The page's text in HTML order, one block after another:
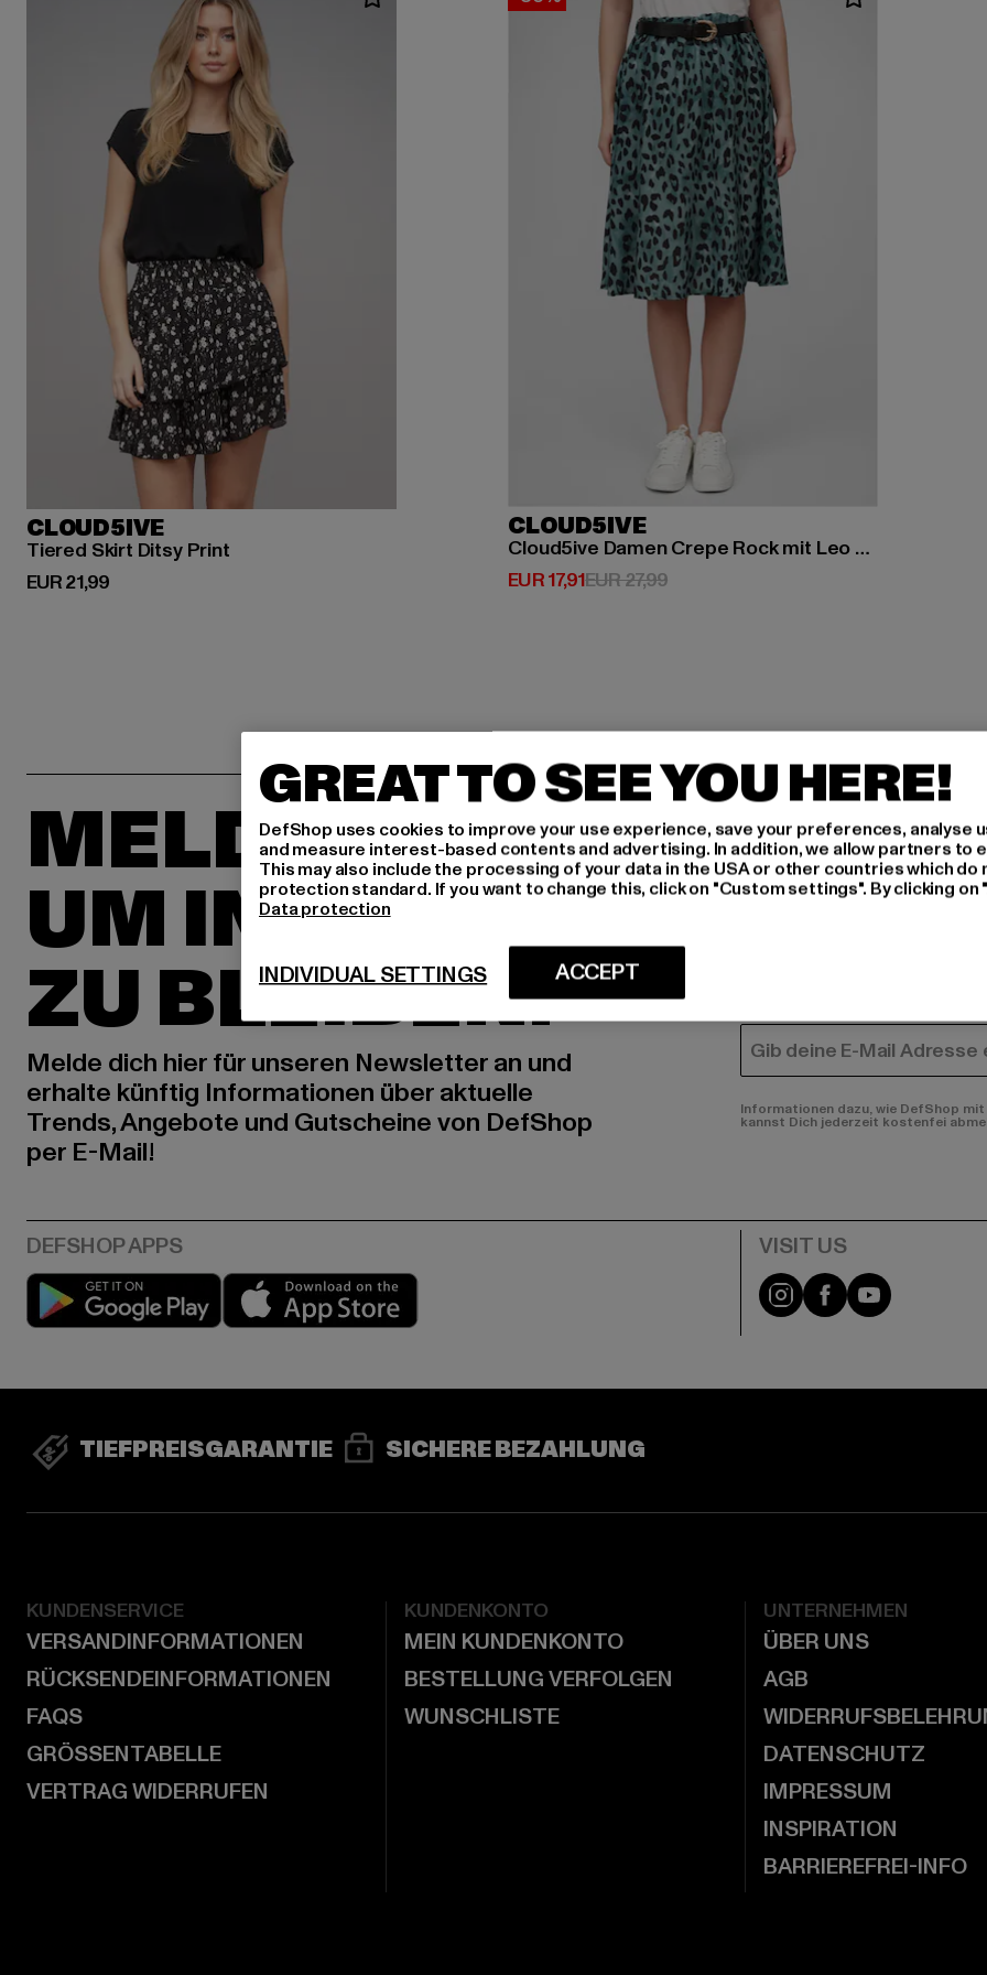
CLOUD5IVE
Tiered Skirt Ditsy Print
EUR 21,99
Derzeitiger Preis: EUR 21,99
CLOUD5IVE
Cloud5ive Damen Crepe Rock mit Leo Print inklusive Gürtel
EUR 17,91
Derzeitiger Preis: EUR 17,91
EUR 27,99Aktionspreis: EUR 27,99
MELDE DICH AN,
UM INSPIRIERT
ZU BLEIBEN!
Melde dich hier für unseren Newsletter an und
erhalte künftig Informationen über aktuelle
Trends, Angebote und Gutscheine von DefShop
per E-Mail!
E-MAIL
Informationen dazu, wie DefShop
kannst Dich jederzeit kostenfei
Play market Visit our Instagram
Visit ourVisit our
TIEFPREISGARANTIE SICHERE BEZAHLUNG
KUNDENSERVICE
VERSANDINFORMATIONEN
RÜCKSENDEINFORMATIONEN
FAQS
GRÖSSENTABELLE
VERTRAG WIDERRUFEN
KUNDENKONTO
MEIN KUNDENKONTO
BESTELLUNG VERFOLGEN
WUNSCHLISTE
UNTERNEHMEN
ÜBER UNS
AGB
DATENSCHUTZ
IMPRESSUM
INSPIRATION
BARRIEREFREI-INFO
GREAT TO SEE YOU HERE!
DefShop uses cookies to improve your use experience, save your preferences, analyse
and measure interest-based contents and advertising. In addition, we allow partners to
This may also include the processing of your data in the USA or other countries which do
protection standard. If you want to change this, click on "Custom settings". By clicking
Data protection
ACCEPT
INDIVIDUAL SETTINGS